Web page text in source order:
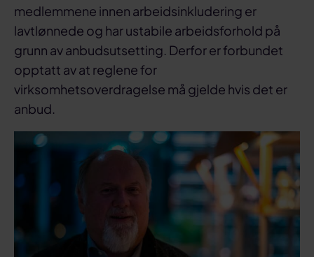
medlemmene innen arbeidsinkludering er
lavtlønnede og har ustabile arbeidsforhold på
grunn av anbudsutsetting. Derfor er forbundet
opptatt av at reglene for
virksomhetsoverdragelse må gjelde hvis det er
anbud.